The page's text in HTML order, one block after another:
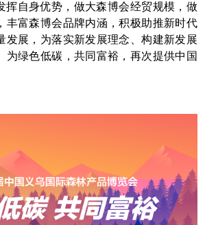
挥自身优势，做大森博会经贸规模，做
丰富森博会品牌内涵，积极助推新时代
发展，为落实新发展理念、构建新发展
为绿色低碳，共同富裕，再次提供中国